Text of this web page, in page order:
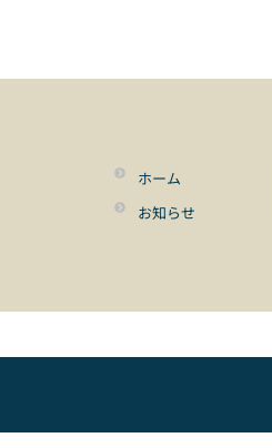
ホーム
お知らせ